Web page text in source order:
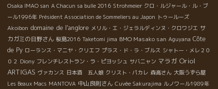
Osaka IMAO san A Chacun sa bulle 2016 Strohmeier クロ・ルジャール・ル・ブ
ール1996年 Président Association de Sommeliers au Japon トゥールーズ
Akoibon domaine de l'anglore メリル・エ・ジェラルディンヌ・クロワジエ サ
カガミの日野さん 桜島2016 Taketomi jima BMO Masako san Aguyana Côte
de Py ローランス・マニヤ・クリエフ プラス・ド・ラ・ブルス シャトー・メレ２０
０２ Diony フレンチレストラン・ラ・ピヨッシュ サバニャン マラガ Oriol
ARTIGAS ヴァカンス 日本酒 五人娘 クリスト・パカレ 森高さん 大阪うずら屋
Les Beaux Macs MANTOVA 中山良則さん Cuvée Sakurajima ルノワール1989年